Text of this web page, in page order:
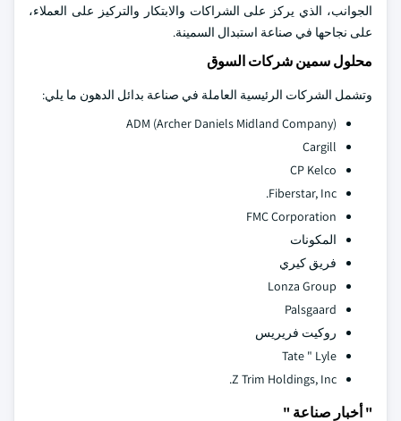
الجوانب، الذي يركز على الشراكات والابتكار والتركيز على العملاء،
على نجاحها في صناعة استبدال السمينة.
محلول سمين شركات السوق
وتشمل الشركات الرئيسية العاملة في صناعة بدائل الدهون ما يلي:
ADM (Archer Daniels Midland Company)
Cargill
CP Kelco
Fiberstar, Inc.
FMC Corporation
المكونات
فريق كيري
Lonza Group
Palsgaard
روكيت فريريس
Tate " Lyle
Z Trim Holdings, Inc.
" أخبار صناعة "